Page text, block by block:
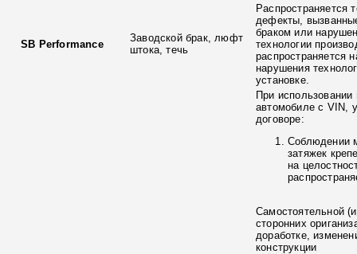
SB Performance
Заводской брак, люфт
штока, течь
Распространяется
дефекты,
браком или
технологии
распространяется
нарушения
установке.
При использовании
автомобиле с VIN,
договоре:
Соблюдении
затяжек
на
Самостоятельной
сторонних
доработке,
конструкции